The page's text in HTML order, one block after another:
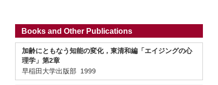
Books and Other Publications
加齢にともなう知能の変化，東清和編「エイジングの心
理学」第2章
早稲田大学出版部 1999